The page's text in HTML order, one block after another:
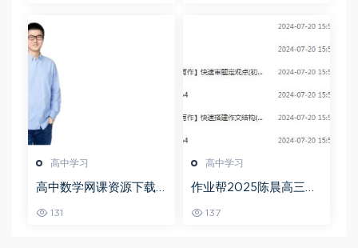
高中学习
高中数学网课资源下载
数学秋季班
131
高中学习
作业帮2025陈晨高三语
班
137